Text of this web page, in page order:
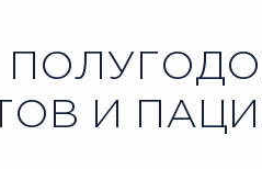
И